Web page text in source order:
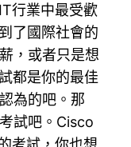
行業中最受歡
了國際社會的
，或者只是想
都是你的最佳
為的吧。那
試吧。Cisco